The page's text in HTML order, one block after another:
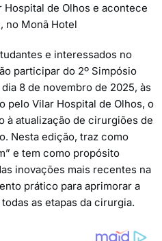
Hospital de Olhos e acontece
no Monã Hotel
e interessados no
participar do 2º Simpósio
8 de novembro de 2025, às
pelo Vilar Hospital de Olhos, o
atualização de cirurgiões de
Nesta edição, traz como
e tem como propósito
inovações mais recentes na
prático para aprimorar a
as etapas da cirurgia.